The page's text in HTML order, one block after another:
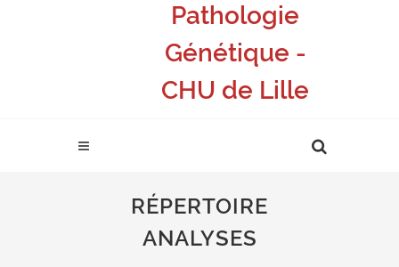
Pathologie
Génétique -
CHU de Lille
RÉPERTOIRE
ANALYSES